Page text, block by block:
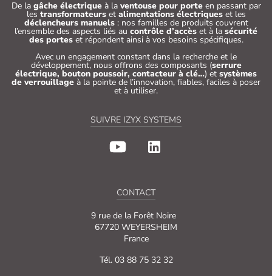
De la gâche électriqueà la ventouse pour porteen passant par
les transformateurset alimentations électriqueset les
déclencheurs manuels: nos familles de produits couvrent
l’ensemble des aspects liés au contrôle d’accès et à la sécurité
des porteset répondent ainsi à vos besoins spécifiques.
Avec un engagement constant dans la recherche et le
développement, nous offrons des composants (serrure
électrique, bouton poussoir, contacteur à clé…) et systèmes
de verrouillage à la pointe de l’innovation, fiables, faciles à poser
et à utiliser.
SUIVRE IZYX SYSTEMS
CONTACT
9 rue de la Forêt Noire
67720 WEYERSHEIM
France
Tél. 03 88 75 32 32